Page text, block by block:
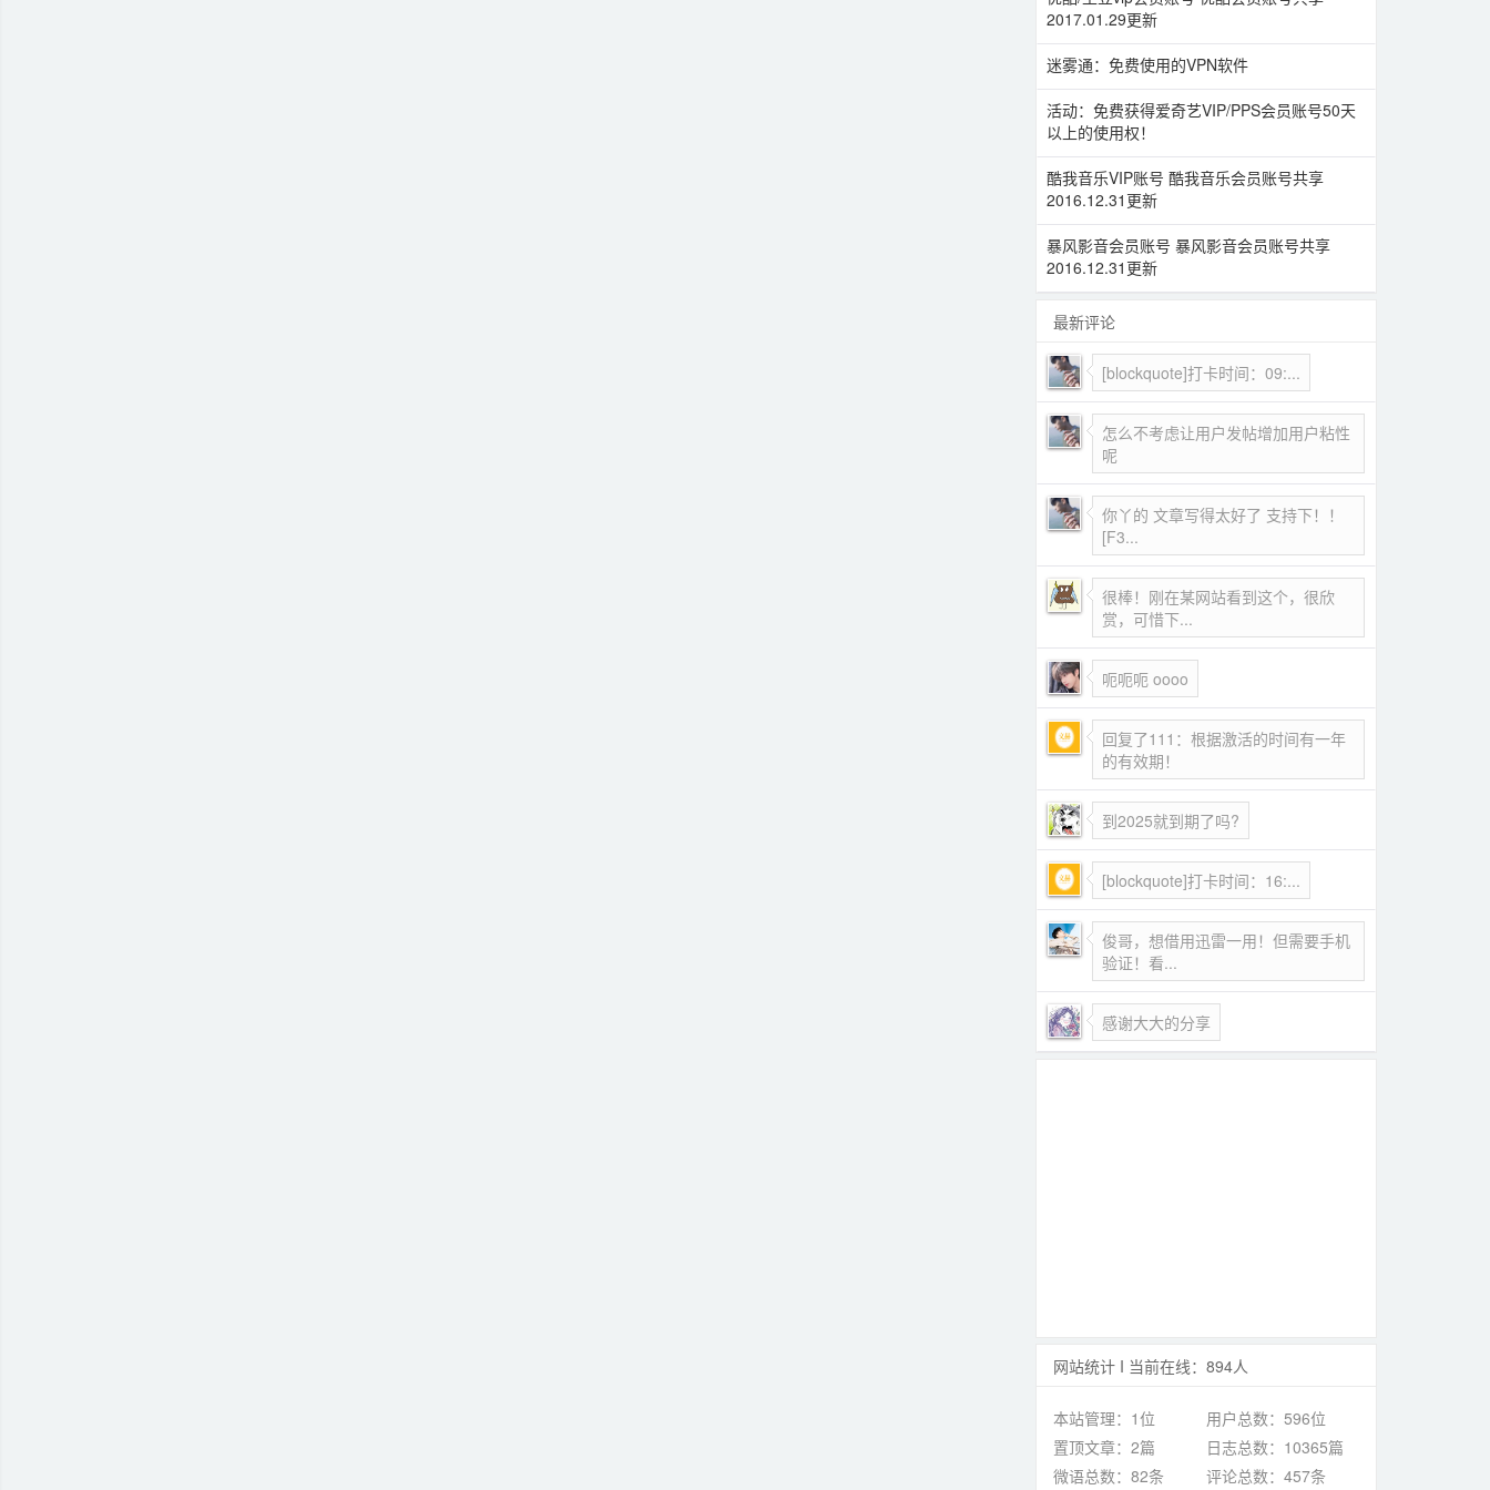
2017.01.29更新
迷雾通：免费使用的VPN软件
活动：免费获得爱奇艺VIP/PPS会员账号50天
以上的使用权！
酷我音乐VIP账号 酷我音乐会员账号共享
2016.12.31更新
暴风影音会员账号 暴风影音会员账号共享
2016.12.31更新
最新评论
[blockquote]打卡时间：09:...
怎么不考虑让用户发帖增加用户粘性
呢
你丫的 文章写得太好了 支持下！！
[F3...
很棒！刚在某网站看到这个，很欣
赏，可惜下...
呃呃呃 oooo
回复了111：根据激活的时间有一年
的有效期！
到2025就到期了吗?
[blockquote]打卡时间：16:...
俊哥，想借用迅雷一用！但需要手机
验证！看...
感谢大大的分享
网站统计 I 当前在线：894人
本站管理：1位
用户总数：596位
置顶文章：2篇
日志总数：10365篇
微语总数：82条
评论总数：457条